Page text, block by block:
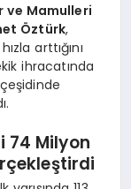
ve Mamulleri
Öztürk,
arttığını
ihracatında
74 Milyon